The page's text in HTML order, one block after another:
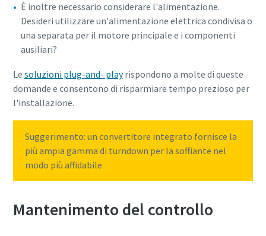
È inoltre necessario considerare l'alimentazione.
Desideri utilizzare un'alimentazione elettrica condivisa o
una separata per il motore principale e i componenti
ausiliari?
Le soluzioni plug-and- playrispondono a molte di queste
domande e consentono di risparmiare tempo prezioso per
l'installazione.
Suggerimento: un convertitore integrato fornisce la
più ampia gamma di turndown per la soffiante nel
modo più affidabile
Mantenimento del controllo